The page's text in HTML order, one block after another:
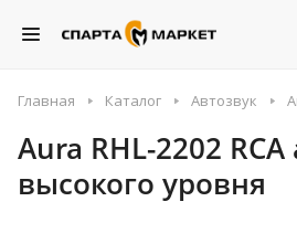
Главная Каталог Автозвук
Aura RHL-2202
высокого уровня